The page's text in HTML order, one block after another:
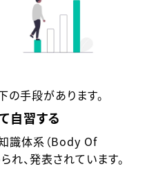
手段があります。
自習する
識体系（Body Of
、発表されています。